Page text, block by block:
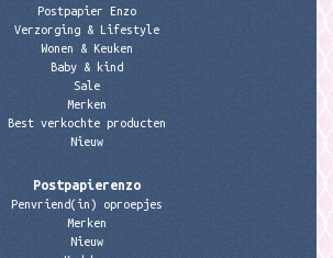
Postpapier Enzo
Verzorging & Lifestyle
Wonen & Keuken
Baby & kind
Sale
Merken
Best verkochte producten
Nieuw
Postpapierenzo
Penvriend(in) oproepjes
Merken
Nieuw